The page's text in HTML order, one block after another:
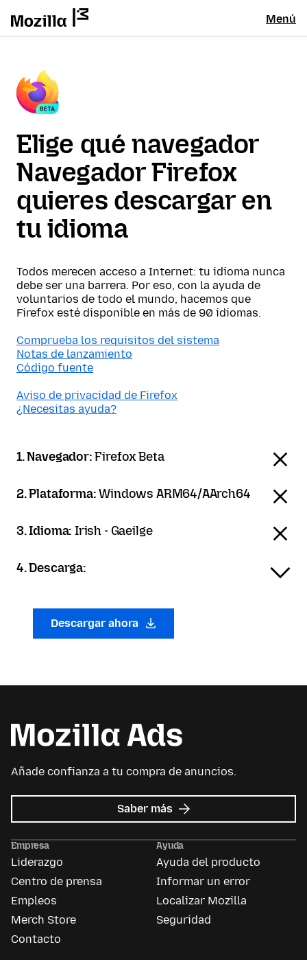
Menú
Elige qué navegador
Navegador Firefox
quieres descargar en
tu idioma
Todos merecen acceso a Internet: tu idioma nunca
debe ser una barrera. Por eso, con la ayuda de
voluntarios de todo el mundo, hacemos que
Firefox esté disponible en más de 90 idiomas.
Comprueba los requisitos del sistema
Notas de lanzamiento
Código fuente
Aviso de privacidad de Firefox
¿Necesitas ayuda?
1. Navegador:Firefox Beta
2. Plataforma:Windows ARM64/AArch64
3. Idioma:Irish - Gaeilge
4. Descarga:
Descargar ahora
Añade confianza a tu compra de anuncios.
Saber más sobre
Mozilla
Empresa
Liderazgo
Centro de prensa
Empleos
Merch Store
Contacto
Ayuda
Ayuda del producto
Informar un error
Localizar Mozilla
Seguridad